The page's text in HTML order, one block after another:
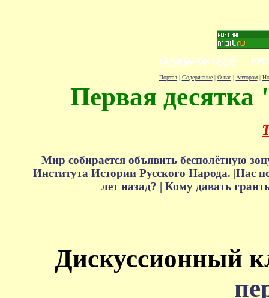
Портал| Содержание| О нас| Авторам|
Первая десятка
Мир собирается объявить бесполётную
Института Истории Русского Народа. |Нас
лет назад? | Кому давать
Дискуссионный